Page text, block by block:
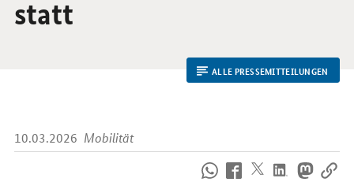
statt
ALLE PRESSEMITTEILUNGEN
10.03.2026 Mobilität